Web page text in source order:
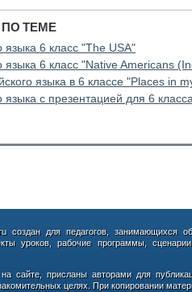
ТЕМЕ
языка 6 класс "The USA"
языка 6 класс "Native Americans
языка в 6 классе "Places in
языка с презентацией для 6
создан для педагогов, занимающихся
уроков, рабочие программы,
сайте, присланы авторами для
целях. При копировании